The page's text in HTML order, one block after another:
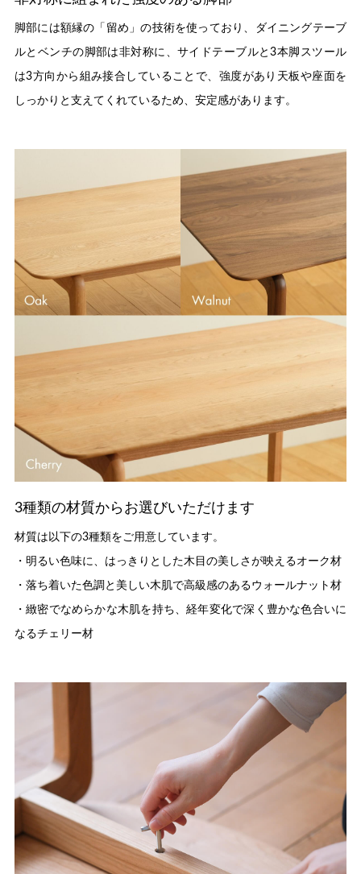
脚部には額縁の「留め」の技術を使っており、ダイニングテーブ
ルとベンチの脚部は非対称に、サイドテーブルと3本脚スツール
は3方向から組み接合していることで、強度があり天板や座面を
しっかりと支えてくれているため、安定感があります。
3種類の材質からお選びいただけます
材質は以下の3種類をご用意しています。
・明るい色味に、はっきりとした木目の美しさが映えるオーク材
・落ち着いた色調と美しい木肌で高級感のあるウォールナット材
・緻密でなめらかな木肌を持ち、経年変化で深く豊かな色合いに
なるチェリー材